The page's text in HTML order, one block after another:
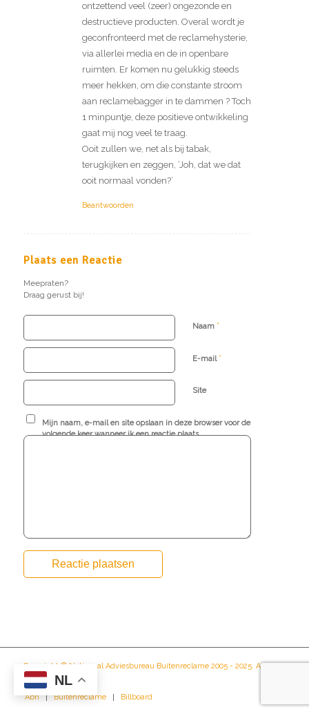
ontzettend veel (zeer) ongezonde en
destructieve producten. Overal wordt je
geconfronteerd met de reclamehysterie,
via allerlei media en de in openbare
ruimten. Er komen nu gelukkig steeds
meer hekken, om die constante stroom
aan reclamebagger in te dammen ? Toch
1 minpuntje, deze positieve ontwikkeling
gaat mij nog veel te traag.
Ooit zullen we, net als bij tabak,
terugkijken en zeggen, ‘Joh, dat we dat
ooit normaal vonden?’
Beantwoorden
Plaats een Reactie
Meepraten?
Draag gerust bij!
Naam *
E-mail *
Site
Mijn naam, e-mail en site opslaan in deze browser voor de
volgende keer wanneer ik een reactie plaats.
Copyright © Nationaal Adviesbureau Buitenreclame 2005 - 2025. All
rights reserved.
Abri
Buitenreclame Billboard
NL